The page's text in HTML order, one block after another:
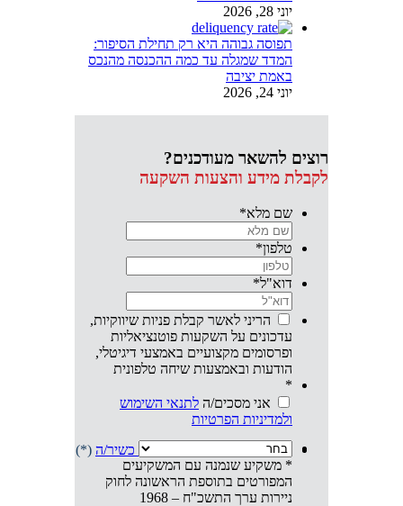
יוני 28, 2026
תפוסה גבוהה היא רק תחילת הסיפור:
המדד שמגלה עד כמה ההכנסה מהנכס
באמת יציבה
יוני 24, 2026
רוצים להשאר מעודכנים?
לקבלת מידע והצעות השקעה
שם מלא*
טלפון*
דוא"ל*
הריני לאשר קבלת פניות שיווקיות,
עדכונים על השקעות פוטנציאליות
ופרסומים מקצועיים באמצעי דיגיטלי,
הודעות ובאמצעות שיחה טלפונית
*
אני מסכים/ה לתנאי השימוש
ולמדיניות הפרטיות
אני מצהיר/ה שהנני
משקיע/ה כשיר/ה (*)
* משקיע שנמנה עם המשקיעים
המפורטים בתוספת הראשונה לחוק
ניירות ערך התשכ"ח – 1968